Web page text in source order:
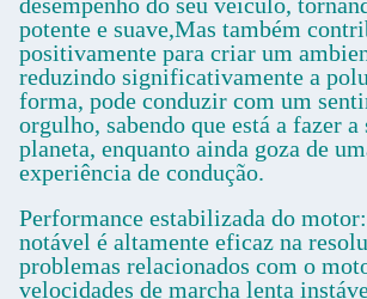
potente e suave,Mas também
positivamente para criar um
reduzindo significativamente a
forma, pode conduzir com um
orgulho, sabendo que está a fazer a
planeta, enquanto ainda goza de
experiência de condução.
Performance estabilizada do
notável é altamente eficaz na
problemas relacionados com o
velocidades de marcha lenta